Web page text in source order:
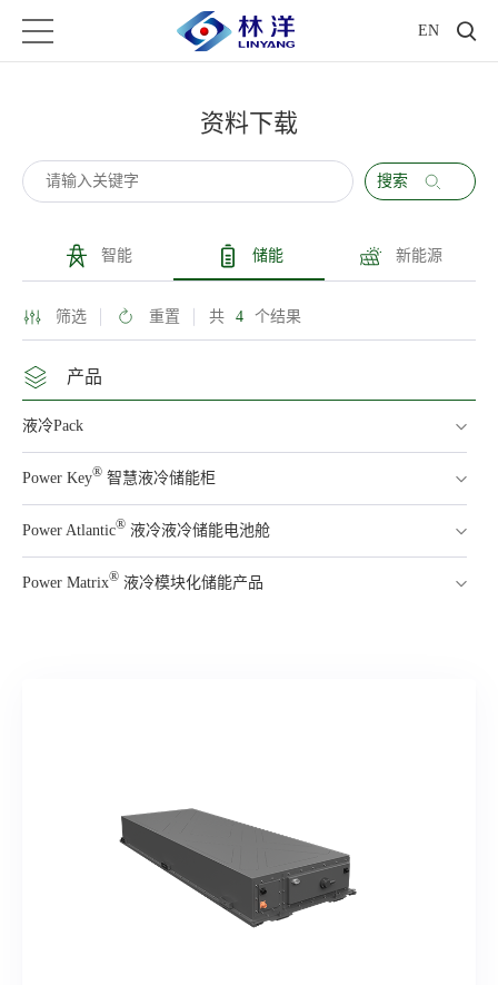
EN
资料下载
搜索
智能 储能 新能源
筛选 重置 共 4 个结果
产品
液冷Pack
Power Key® 智慧液冷储能柜
Power Atlantic® 液冷液冷储能电池舱
Power Matrix® 液冷模块化储能产品